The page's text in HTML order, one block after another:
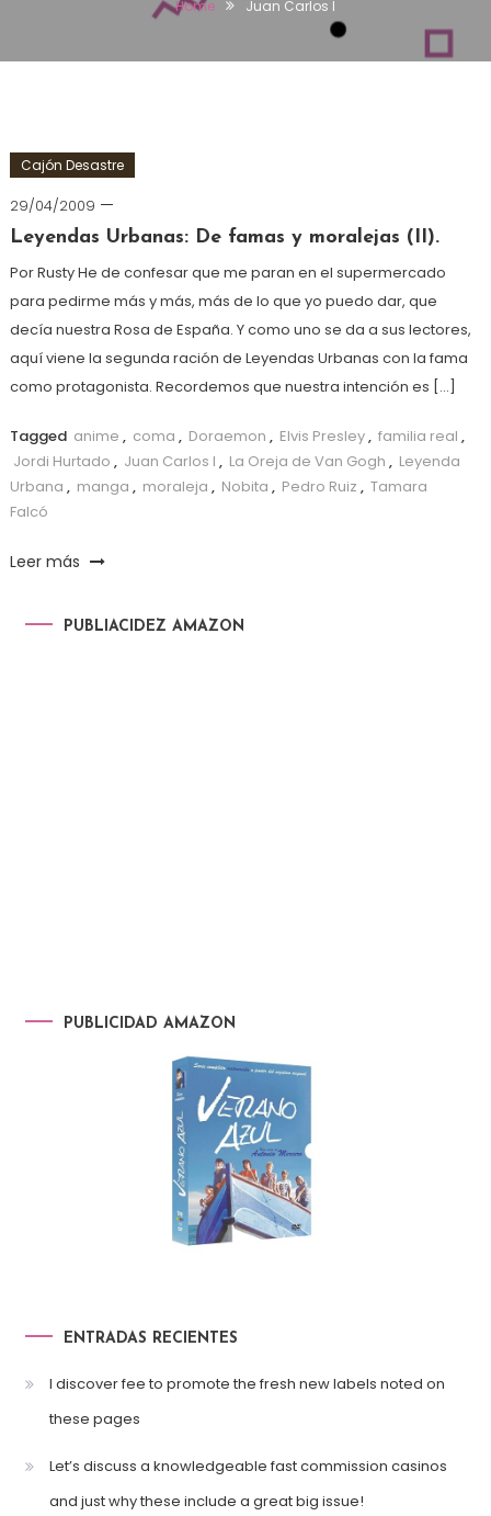
Home Juan Carlos I
Cajón Desastre
29/04/2009
Leyendas Urbanas: De famas y moralejas (II).
Por Rusty He de confesar que me paran en el supermercado
para pedirme más y más, más de lo que yo puedo dar, que
decía nuestra Rosa de España. Y como uno se da a sus lectores,
aquí viene la segunda ración de Leyendas Urbanas con la fama
como protagonista. Recordemos que nuestra intención es […]
Tagged anime , coma , Doraemon , Elvis Presley, familia real ,
Jordi Hurtado , Juan Carlos I , La Oreja de Van Gogh , Leyenda
Urbana , manga , moraleja , Nobita , Pedro Ruiz , Tamara
Falcó
Leer más
PUBLIACIDEZ AMAZON
PUBLICIDAD AMAZON
ENTRADAS RECIENTES
I discover fee to promote the fresh new labels noted on
these pages
Let’s discuss a knowledgeable fast commission casinos
and just why these include a great big issue!